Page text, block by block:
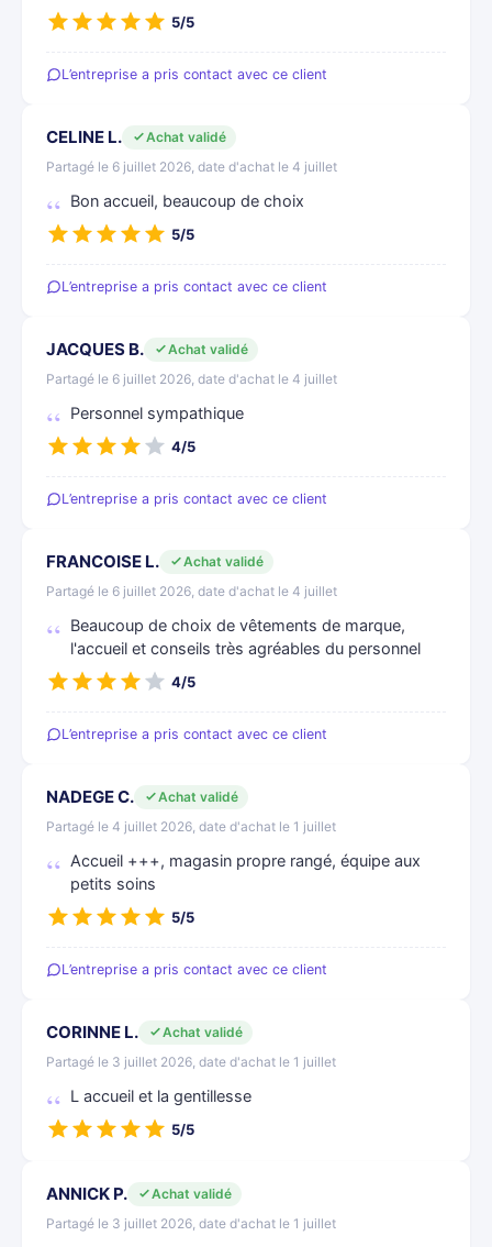
5/5
L’entreprise a pris contact avec ce client
CELINE L.
Achat validé
Partagé le 6 juillet 2026, date d'achat le 4 juillet
Bon accueil, beaucoup de choix
5/5
L’entreprise a pris contact avec ce client
JACQUES B.
Achat validé
Partagé le 6 juillet 2026, date d'achat le 4 juillet
Personnel sympathique
4/5
L’entreprise a pris contact avec ce client
FRANCOISE L.
Achat validé
Partagé le 6 juillet 2026, date d'achat le 4 juillet
Beaucoup de choix de vêtements de marque,
l'accueil et conseils très agréables du personnel
4/5
L’entreprise a pris contact avec ce client
NADEGE C.
Achat validé
Partagé le 4 juillet 2026, date d'achat le 1 juillet
Accueil +++, magasin propre rangé, équipe aux
petits soins
5/5
L’entreprise a pris contact avec ce client
CORINNE L.
Achat validé
Partagé le 3 juillet 2026, date d'achat le 1 juillet
L accueil et la gentillesse
5/5
ANNICK P.
Achat validé
Partagé le 3 juillet 2026, date d'achat le 1 juillet